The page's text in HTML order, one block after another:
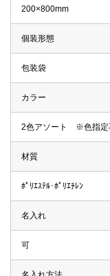
200×800mm
個装形態
包装袋
カラー
2色アソート ※色指定
材質
ﾎﾟﾘｴｽﾃﾙ･ﾎﾟﾘｴﾁﾚﾝ
名入れ
可